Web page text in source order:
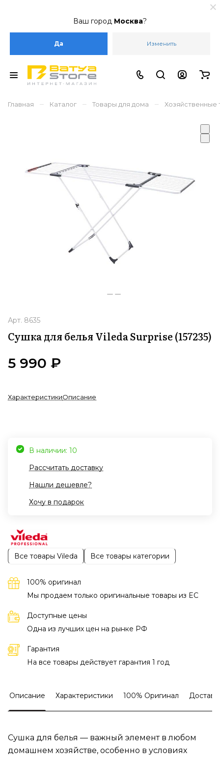
Ваш город Москва?
Да Изменить
Главная – Каталог – Товары для дома – Хозяйственные
Арт. 8635
Сушка для белья Vileda Surprise (157235)
5 990 ₽
ХарактеристикиОписание
В наличии: 10
Рассчитать доставку
Нашли дешевле?
Хочу в подарок
Все товары Vileda Все товары категории
100% оригинал
Мы продаем только оригинальные товары из EC
Доступные цены
Одна из лучших цен на рынке РФ
Гарантия
На все товары действует гарантия 1 год
Описание Характеристики 100% Оригинал
Сушка для белья — важный элемент в любом
домашнем хозяйстве, особенно в условиях